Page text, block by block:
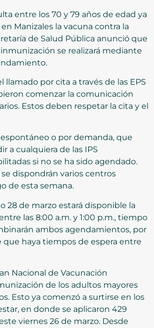
entre los 70 y 79 años de edad ya
Manizales la vacuna contra la
de Salud Pública anunció que
se realizará mediante
llamado por cita a través de las EPS
comenzar la comunicación
Estos deben respetar la cita y el
o por demanda, que
a cualquiera de las IPS
si no se ha sido agendado.
dispondrán varios centros
de esta semana.
28 de marzo estará disponible la
las 8:00 a.m. y 1:00 p.m., tiempo
ambos agendamientos, por
que haya tiempos de espera entre
Nacional de Vacunación
de los adultos mayores
Esto ya comenzó a surtirse en los
en donde se aplicaron 429
viernes 26 de marzo. Desde